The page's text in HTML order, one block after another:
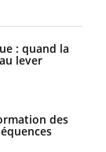
: quand la
lever
des